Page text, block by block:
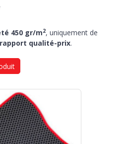
450 gr/m2, uniquement de
qualité-prix.